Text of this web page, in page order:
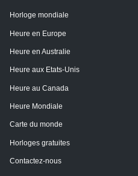
Horloge mondiale
Heure en Europe
Heure en Australie
Heure aux Etats-Unis
Heure au Canada
Heure Mondiale
Carte du monde
Horloges gratuites
Contactez-nous